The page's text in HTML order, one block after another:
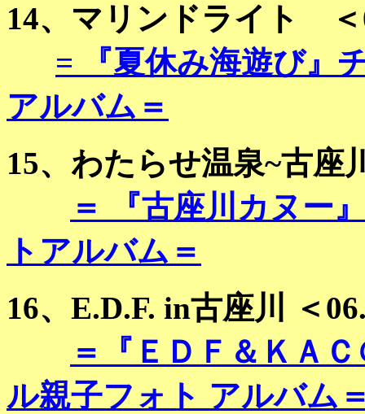
14、 マリンドライト
＜
= 『夏休み海遊び』
アルバム＝
15、 わたらせ温泉~古座
＝ 『古座川カヌー
トアルバム＝
16、 E.D.F. in古座川
＜
＝
『ＥＤＦ＆ＫＡ
ル親子フォト アルバム